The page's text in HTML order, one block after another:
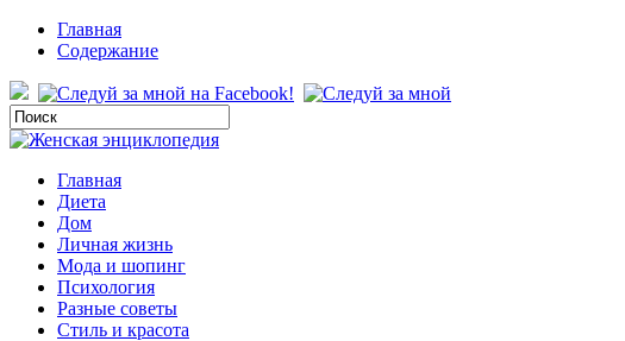
Главная
Содержание
Главная
Диета
Дом
Личная жизнь
Мода и шопинг
Психология
Разные советы
Стиль и красота